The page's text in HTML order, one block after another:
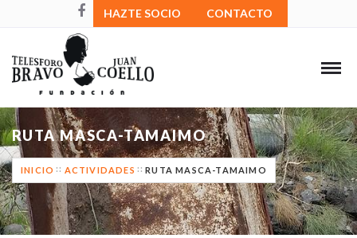
HAZTE SOCIO CONTACTO
RUTA MASCA-TAMAIMO
INICIO ACTIVIDADES RUTA MASCA-TAMAIMO